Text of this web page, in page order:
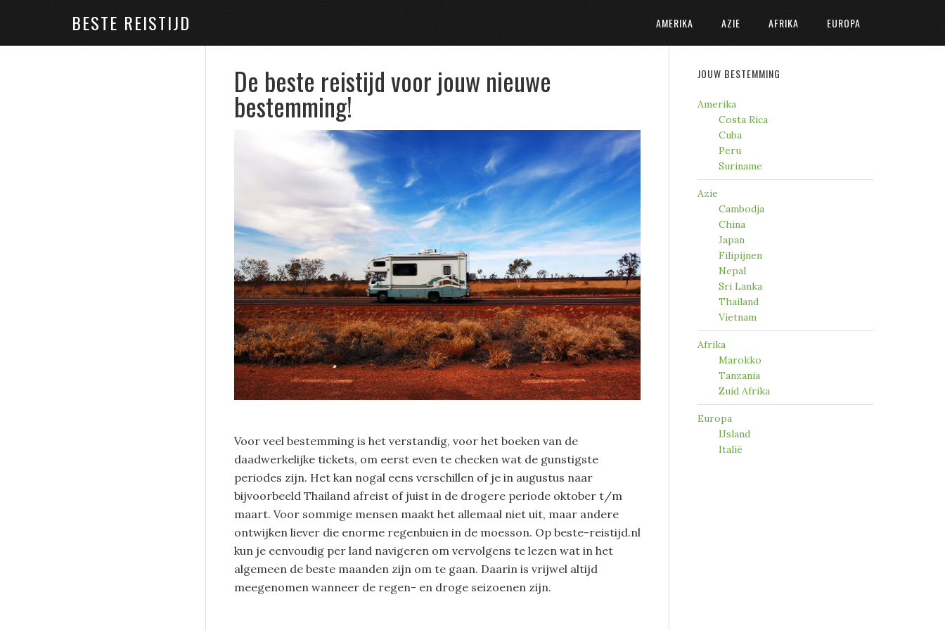
BESTE REISTIJD AMERIKA AZIE AFRIKA EUROPA
De beste reistijd voor jouw nieuwe
bestemming!
Voor veel bestemming is het verstandig, voor het boeken van de
daadwerkelijke tickets, om eerst even te checken wat de gunstigste
periodes zijn. Het kan nogal eens verschillen of je in augustus naar
bijvoorbeeld Thailand afreist of juist in de drogere periode oktober t/m
maart. Voor sommige mensen maakt het allemaal niet uit, maar andere
ontwijken liever die enorme regenbuien in de moesson. Op beste-reistijd.nl
kun je eenvoudig per land navigeren om vervolgens te lezen wat in het
algemeen de beste maanden zijn om te gaan. Daarin is vrijwel altijd
meegenomen wanneer de regen- en droge seizoenen zijn.
JOUW BESTEMMING
Amerika
Costa Rica
Cuba
Peru
Suriname
Azie
Cambodja
China
Japan
Filipijnen
Nepal
Sri Lanka
Thailand
Vietnam
Afrika
Marokko
Tanzania
Zuid Afrika
Europa
IJsland
Italië